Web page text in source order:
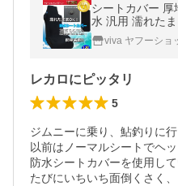
シートカバー
水 汎用 濡れた
生地 黒 1枚
viva ヤフーショ
レカロにピッタリ
5
ジムニーに乗り、鮎釣りに行
以前はノーマルシートでヘ
防水シートカバーを使用し
たびにいちいち面倒くさく